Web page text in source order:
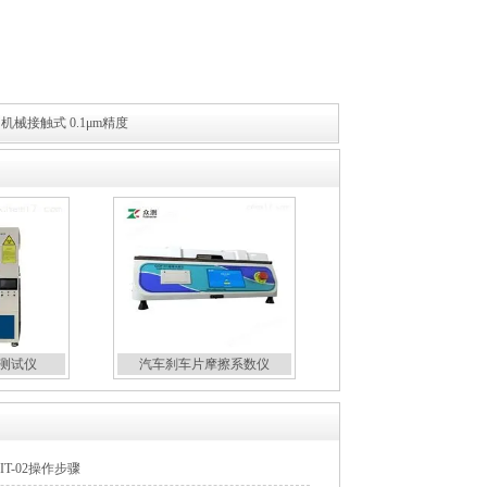
械接触式 0.1μm精度
试仪 汽车刹车片摩擦系数仪
02操作步骤